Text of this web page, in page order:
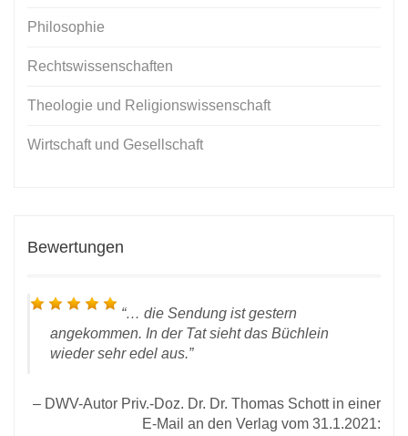
Philosophie
Rechtswissenschaften
Theologie und Religionswissenschaft
Wirtschaft und Gesellschaft
Bewertungen
… die Sendung ist gestern
angekommen. In der Tat sieht das Büchlein
wieder sehr edel aus.
DWV-Autor Priv.-Doz. Dr. Dr. Thomas Schott in einer
E-Mail an den Verlag vom 31.1.2021: